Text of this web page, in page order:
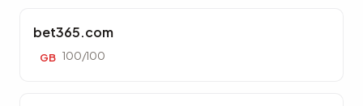
bet365.com
GB 100/100